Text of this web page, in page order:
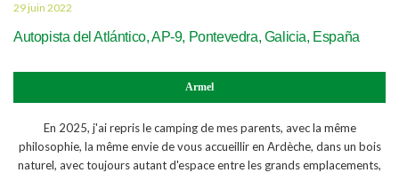
29 juin 2022
Autopista del Atlántico, AP-9, Pontevedra, Galicia, España
Armel
En 2025, j'ai repris le camping de mes parents, avec la même
philosophie, la même envie de vous accueillir en Ardèche, dans un bois
naturel, avec toujours autant d'espace entre les grands emplacements,